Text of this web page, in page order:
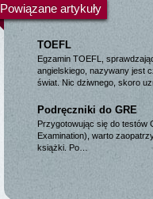
Powiązane artykuły
TOEFL
Egzamin TOEFL,
angielskiego, nazywany jest
świat. Nic dziwnego, skoro
Podręczniki do GRE
Przygotowując się do testów
Examination), warto
książki. Po…